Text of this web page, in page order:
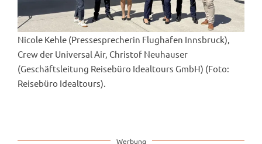
Nicole Kehle (Pressesprecherin Flughafen Innsbruck),
Crew der Universal Air, Christof Neuhauser
(Geschäftsleitung Reisebüro Idealtours GmbH) (Foto:
Reisebüro Idealtours).
Werbung